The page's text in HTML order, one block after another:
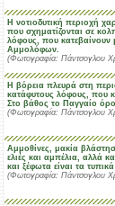
Η νοτιοδυτική περιοχή
που σχηματίζονται σε
λόφους, που κατεβαίνουν
Αμμολόφων.
(Φωτογραφία: Πάντσογλου
Η βόρεια πλευρά στη
κατάφυτους λόφους, που
Στο βάθος το Παγγαίο
(Φωτογραφία: Πάντσογλου
Αμμοθίνες, μακία
ελιές και αμπέλια, αλλά
και ξέφωτα είναι τα
(Φωτογραφία: Πάντσογλου